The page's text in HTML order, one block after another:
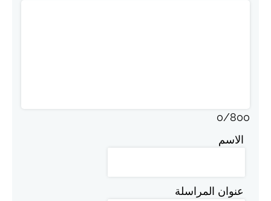
0/800
الاسم
عنوان المراسلة